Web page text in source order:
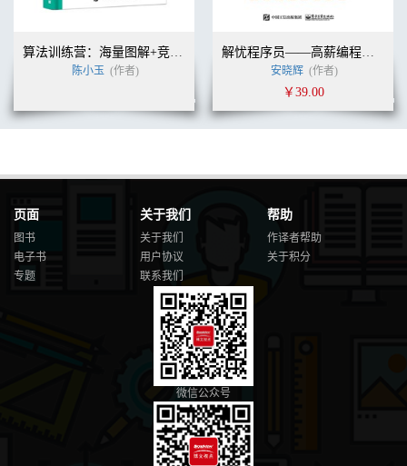
算法训练营：海量图解+竞赛刷题（进阶篇）
陈小玉 (作者)
解忧程序员——高薪编程、求职面试与成长转型宝典
安晓辉 (作者)
￥39.00
页面
图书
电子书
专题
关于我们
关于我们
用户协议
联系我们
帮助
作译者帮助
关于积分
微信公众号